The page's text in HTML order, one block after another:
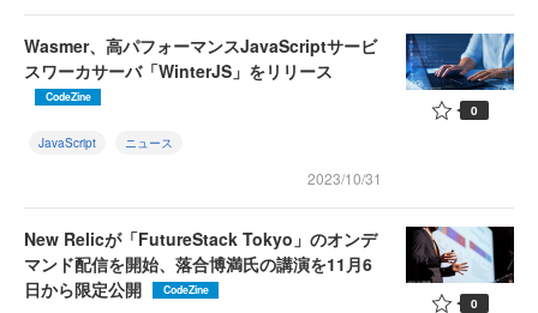
Wasmer、高パフォーマンスJavaScriptサービ
スワーカサーバ「WinterJS」をリリース
CodeZine
JavaScript ニュース
2023/10/31
0
New Relicが「FutureStack Tokyo」のオンデ
マンド配信を開始、落合博満氏の講演を11月6
日から限定公開
CodeZine
0